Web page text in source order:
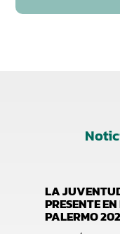
LA
PRESENTE
PALERMO